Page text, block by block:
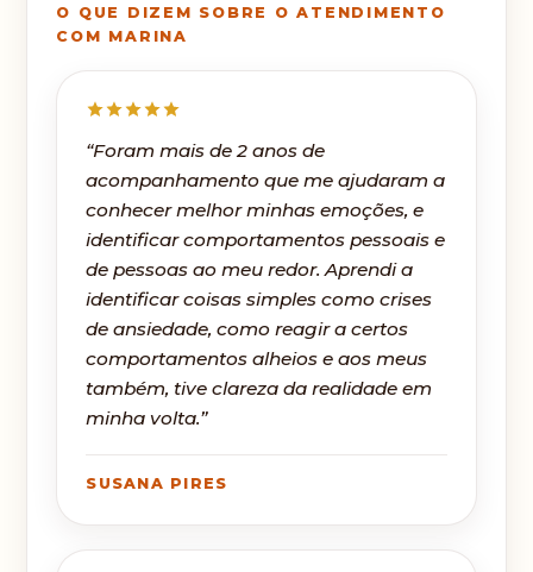
O QUE DIZEM SOBRE O ATENDIMENTO
COM MARINA
“Foram mais de 2 anos de
acompanhamento que me ajudaram a
conhecer melhor minhas emoções, e
identificar comportamentos pessoais e
de pessoas ao meu redor. Aprendi a
identificar coisas simples como crises
de ansiedade, como reagir a certos
comportamentos alheios e aos meus
também, tive clareza da realidade em
minha volta.”
SUSANA PIRES